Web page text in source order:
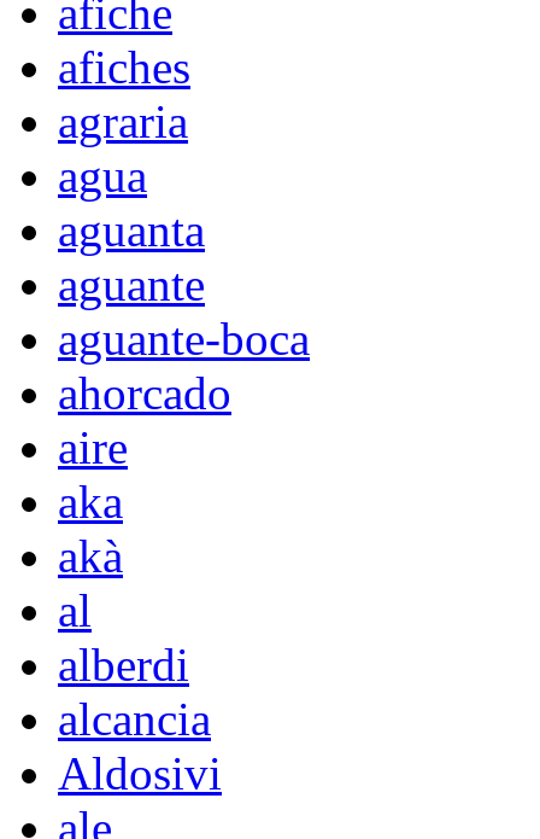
afiche
afiches
agraria
agua
aguanta
aguante
aguante-boca
ahorcado
aire
aka
akà
al
alberdi
alcancia
Aldosivi
ale